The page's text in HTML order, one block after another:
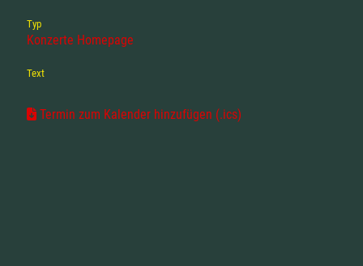
Typ
Konzerte Homepage
Text
Termin zum Kalender hinzufügen (.ics)